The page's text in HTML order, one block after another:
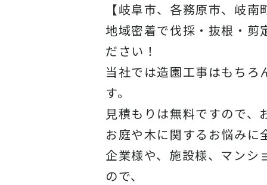
【岐阜市、各務原市、岐
地域密着で伐採・抜根・剪
ださい！
当社では造園工事はもちろ
す。
見積もりは無料ですので
お庭や木に関するお悩み
企業様や、施設様、マンシ
ので、